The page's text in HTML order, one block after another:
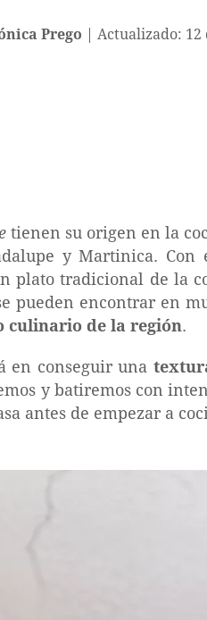
Prego Actualizado: 12
tienen su origen en la
y Martinica. Con
plato tradicional de la
pueden encontrar en
culinario de la región.
en conseguir una
y batiremos con
antes de empezar a